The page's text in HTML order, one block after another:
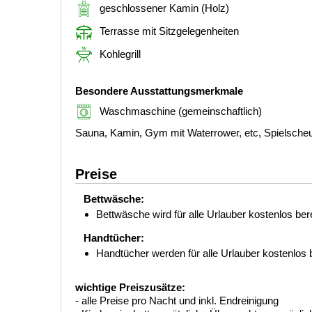
geschlossener Kamin (Holz)
Terrasse mit Sitzgelegenheiten
Kohlegrill
Besondere Ausstattungsmerkmale
Waschmaschine (gemeinschaftlich)
Sauna, Kamin, Gym mit Waterrower, etc,
Preise
Bettwäsche:
Bettwäsche wird für alle Urlauber kostenlos
Handtücher:
Handtücher werden für alle Urlauber kostenlos
wichtige Preiszusätze:
- alle Preise pro Nacht und inkl. Endreinigung